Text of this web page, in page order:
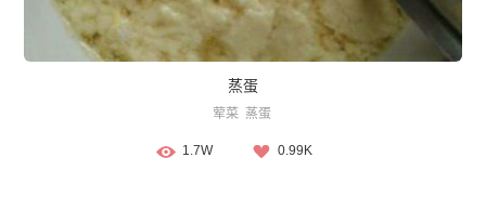
蒸蛋
荤菜 蒸蛋
1.7W 0.99K